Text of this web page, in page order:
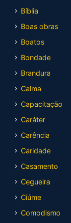
Bíblia
Boas obras
Boatos
Bondade
Brandura
Calma
Capacitação
Caráter
Carência
Caridade
Casamento
Cegueira
Ciúme
Comodismo